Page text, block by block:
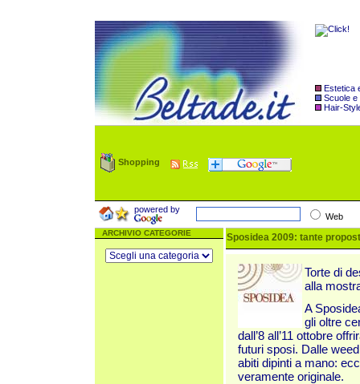
Estetica
Scuole e
Hair-
Shopping
powered by
Web
ARCHIVIO CATEGORIE Sposidea 2009: tante
Torte di
alla
A
gli oltre
dall’8 all’11 ottobre
futuri sposi. Dalle
abiti dipinti a mano:
veramente originale.